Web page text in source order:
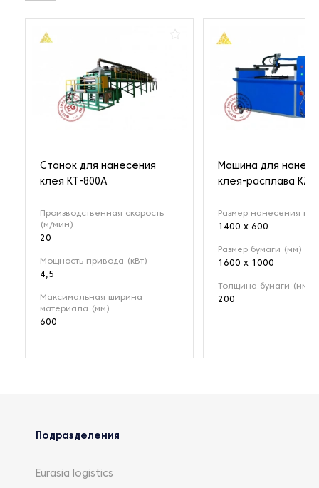
Станок для нанесения
клея KT-800A
Производственная скорость
(м/мин)
20
Мощность привода (кВт)
4,5
Максимальная ширина
материала (мм)
600
Машина для
клея-расплава KZ-
Размер нанесения
1400 х 600
Размер бумаги (мм)
1600 х 1000
Толщина бумаги (мм)
200
Подразделения
Eurasia logistics